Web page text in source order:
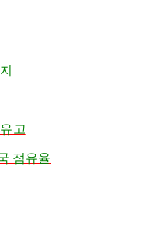
고
점유율